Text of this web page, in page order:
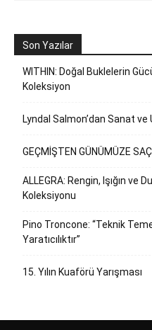
Son Yazılar
WITHIN: Doğal Buklelerin
Koleksiyon
Lyndal Salmon’dan Sanat
GEÇMİŞTEN GÜNÜMÜZE
ALLEGRA: Rengin, Işığın ve
Koleksiyonu
Pino Troncone: “Teknik
Yaratıcılıktır”
15. Yılın Kuaförü Yarışması